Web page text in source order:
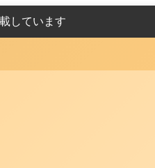
しています